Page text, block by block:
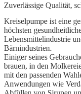
Zuverlässige Qualität,
Kreiselpumpe ist eine
höchsten
Lebensmittelindustrie
Bärnindustrien.
Einiger seines
brauen, in den
mit den passenden
Anwendungen wie